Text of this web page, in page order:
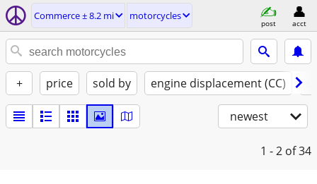
Commerce ± 8.2 mi motorcycles
post acct
+ price sold by engine displacement (CC)
newest
1 - 2 of 34